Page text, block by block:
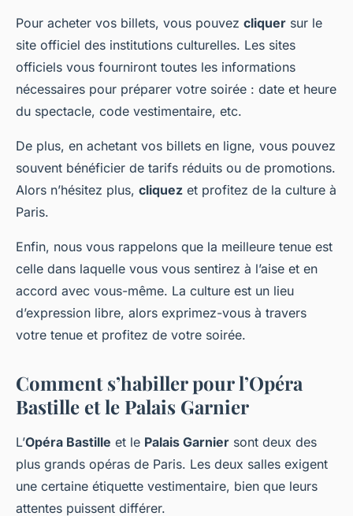
Pour acheter vos billets, vous pouvez cliquer sur le
site officiel des institutions culturelles. Les sites
officiels vous fourniront toutes les informations
nécessaires pour préparer votre soirée : date et heure
du spectacle, code vestimentaire, etc.
De plus, en achetant vos billets en ligne, vous pouvez
souvent bénéficier de tarifs réduits ou de promotions.
Alors n’hésitez plus, cliquez et profitez de la culture à
Paris.
Enfin, nous vous rappelons que la meilleure tenue est
celle dans laquelle vous vous sentirez à l’aise et en
accord avec vous-même. La culture est un lieu
d’expression libre, alors exprimez-vous à travers
votre tenue et profitez de votre soirée.
Comment s’habiller pour l’Opéra
Bastille et le Palais Garnier
L’Opéra Bastille et le Palais Garnier sont deux des
plus grands opéras de Paris. Les deux salles exigent
une certaine étiquette vestimentaire, bien que leurs
attentes puissent différer.